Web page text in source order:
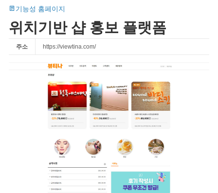
기능성 홈페이지
위치기반 샵 홍보 플랫폼
주소 https://viewtina.com/